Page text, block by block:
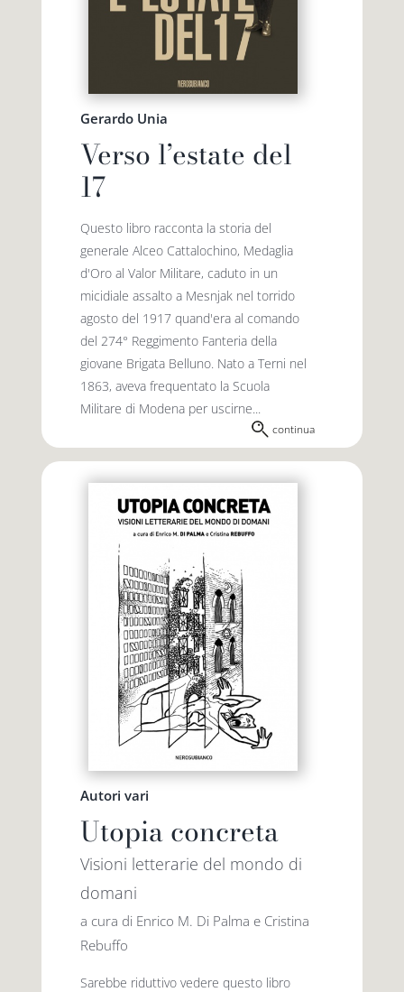
Gerardo Unia
Verso l’estate del
17
Questo libro racconta la storia del
generale Alceo Cattalochino, Medaglia
d'Oro al Valor Militare, caduto in un
micidiale assalto a Mesnjak nel torrido
agosto del 1917 quand'era al comando
del 274° Reggimento Fanteria della
giovane Brigata Belluno. Nato a Terni nel
1863, aveva frequentato la Scuola
Militare di Modena per uscirne...
continua
Autori vari
Utopia concreta
Visioni letterarie del mondo di
domani
a cura di Enrico M. Di Palma e Cristina
Rebuffo
Sarebbe riduttivo vedere questo libro